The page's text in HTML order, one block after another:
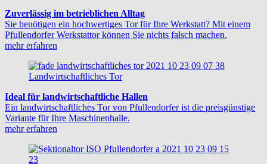
Zuverlässig im betrieblichen Alltag
Sie benötigen ein hochwertiges Tor für Ihre Werkstatt? Mit einem
Pfullendorfer Werkstattor können Sie nichts falsch machen.
mehr erfahren
Landwirtschaftliches Tor
Ideal für landwirtschaftliche Hallen
Ein landwirtschaftliches Tor von Pfullendorfer ist die preisgünstige
Variante für Ihre Maschinenhalle.
mehr erfahren